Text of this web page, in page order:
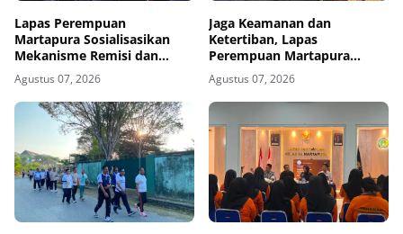
Lapas Perempuan
Martapura Sosialisasikan
Mekanisme Remisi dan
Integrasi kepada Warga
Binaan
Agustus 07, 2026
Jaga Keamanan dan
Ketertiban, Lapas
Perempuan Martapura
Intensifkan Razia di Blok
Maximum Security
Agustus 07, 2026